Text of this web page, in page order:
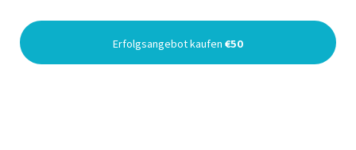
Erfolgsangebot kaufen €50